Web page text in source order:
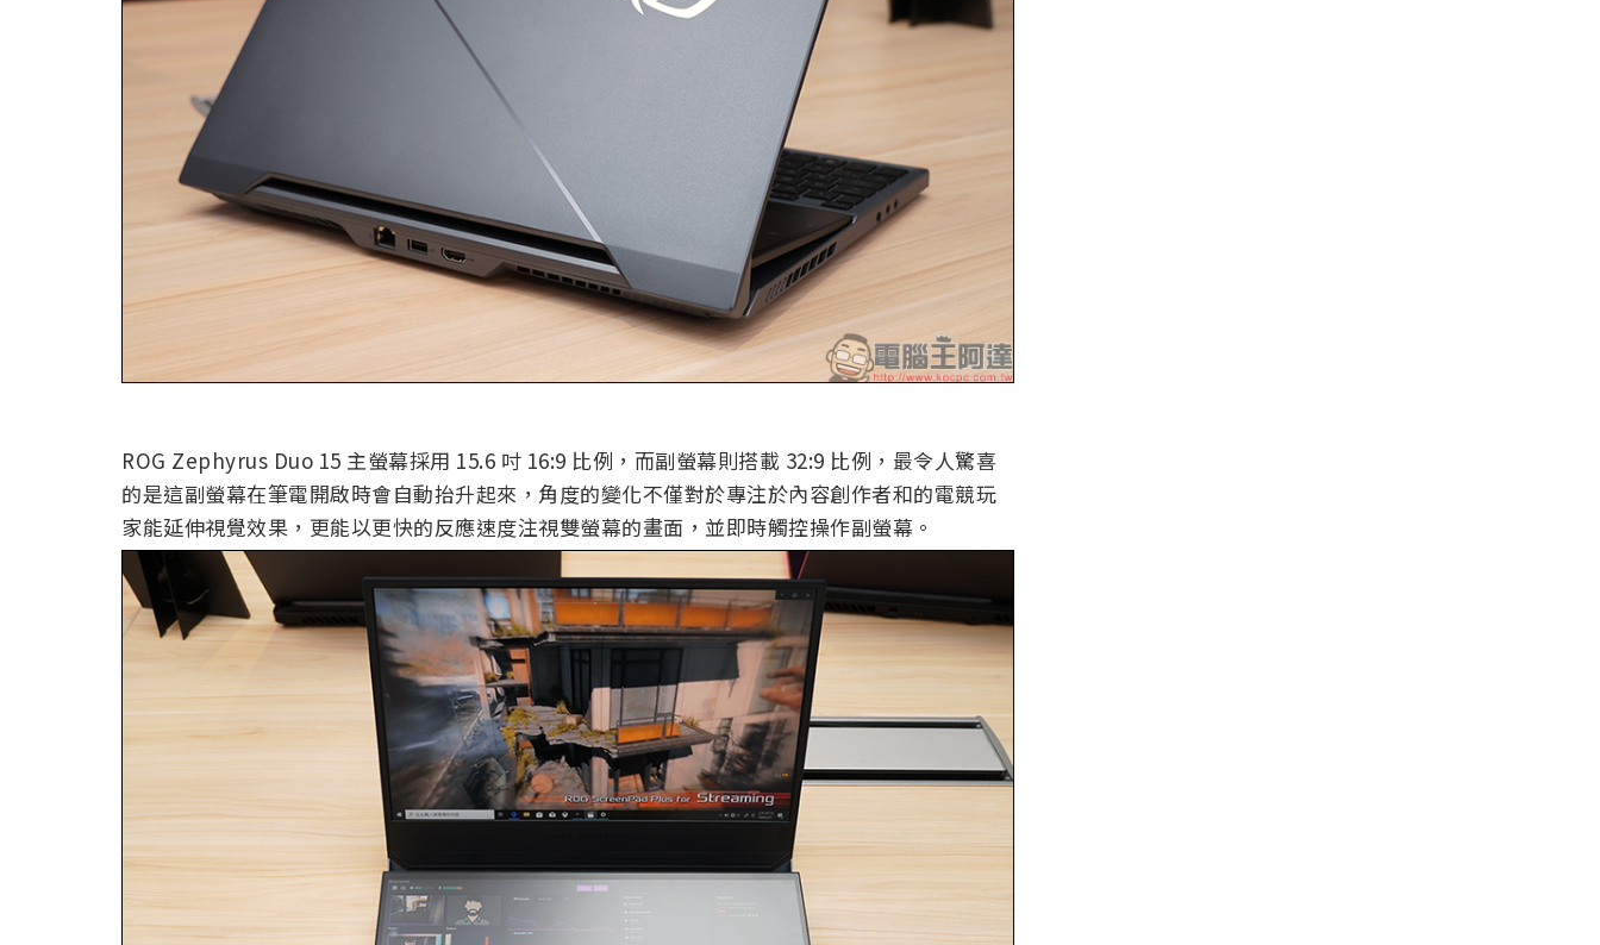
ROG Zephyrus Duo 15 主螢幕採用 15.6 吋 16:9 比例，而副螢幕則搭載 32:9 比例，最令人驚喜
的是這副螢幕在筆電開啟時會自動抬升起來，角度的變化不僅對於專注於內容創作者和的電競玩
家能延伸視覺效果，更能以更快的反應速度注視雙螢幕的畫面，並即時觸控操作副螢幕。